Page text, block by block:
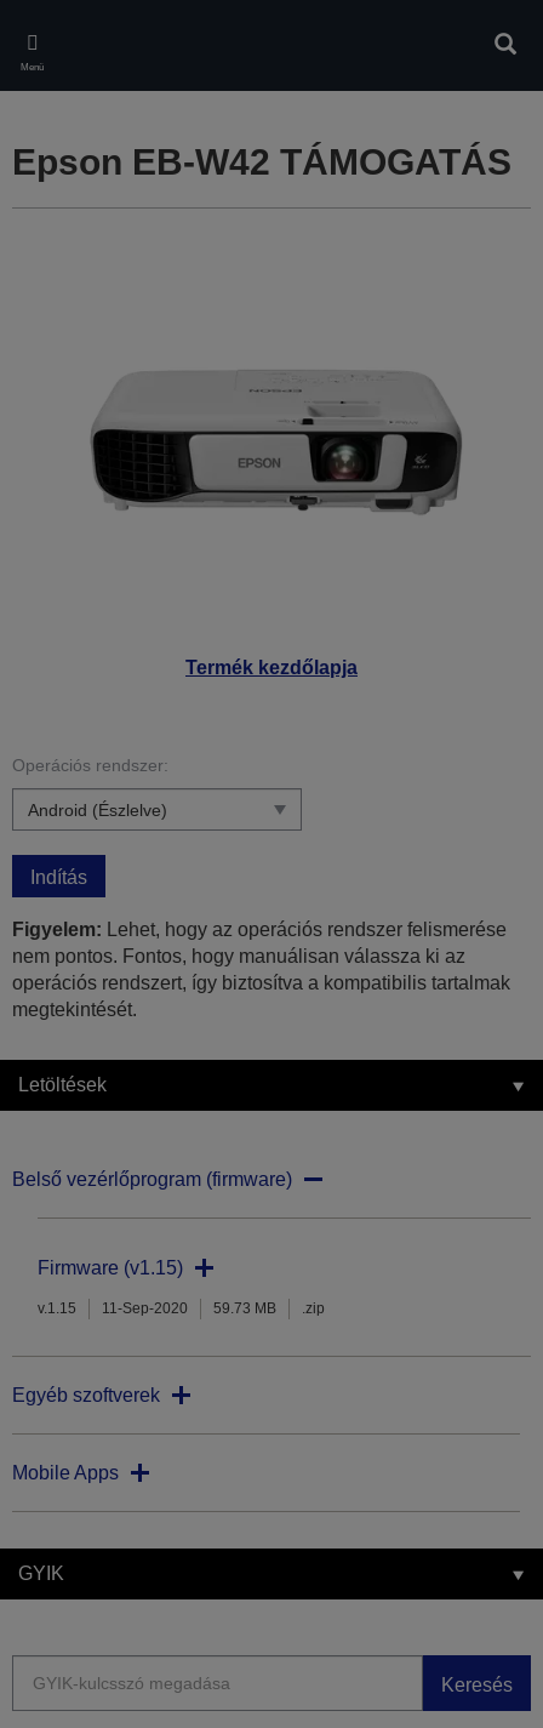
main
content
Menü
Termék kezdőlapja
Epson EB-W42 TÁMOGATÁS
Operációs rendszer:
Indítás
Figyelem: Lehet, hogy az operációs rendszer felismerése
nem pontos. Fontos, hogy manuálisan válassza ki az
operációs rendszert, így biztosítva a kompatibilis tartalmak
megtekintését.
Letöltések
Belső vezérlőprogram (firmware)
Firmware (v1.15)
v.1.15 11-Sep-2020 59.73 MB .zip
Egyéb szoftverek
Mobile Apps
GYIK
Keresés